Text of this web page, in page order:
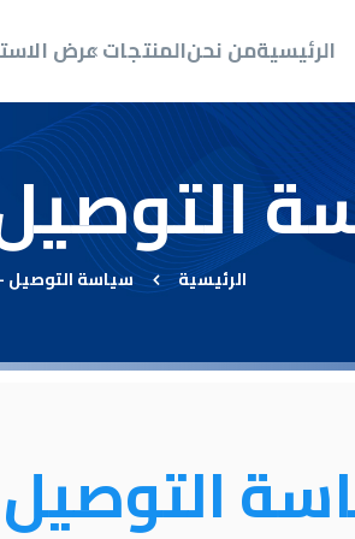
الرئيسيةمن نحنالمنتجاتعرض
الرئيسية سياسة التوصيل
طلب